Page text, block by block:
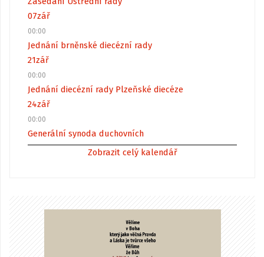
07zář
00:00
Jednání brněnské diecézní rady
21zář
00:00
Jednání diecézní rady Plzeňské diecéze
24zář
00:00
Generální synoda duchovních
Zobrazit celý kalendář